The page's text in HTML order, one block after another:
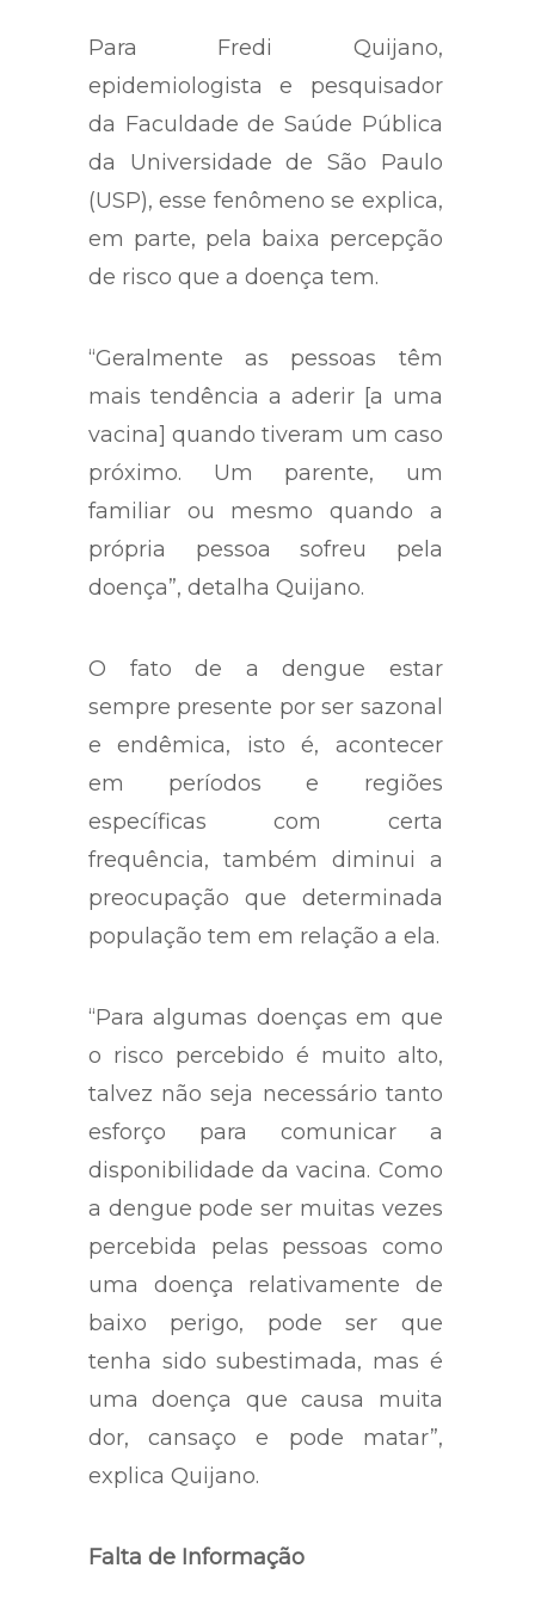
Para Fredi Quijano,
epidemiologista e pesquisador
da Faculdade de Saúde Pública
da Universidade de São Paulo
(USP), esse fenômeno se explica,
em parte, pela baixa percepção
de risco que a doença tem.
“Geralmente as pessoas têm
mais tendência a aderir [a uma
vacina] quando tiveram um caso
próximo. Um parente, um
familiar ou mesmo quando a
própria pessoa sofreu pela
doença”, detalha Quijano.
O fato de a dengue estar
sempre presente por ser sazonal
e endêmica, isto é, acontecer
em períodos e regiões
específicas com certa
frequência, também diminui a
preocupação que determinada
população tem em relação a ela.
“Para algumas doenças em que
o risco percebido é muito alto,
talvez não seja necessário tanto
esforço para comunicar a
disponibilidade da vacina. Como
a dengue pode ser muitas vezes
percebida pelas pessoas como
uma doença relativamente de
baixo perigo, pode ser que
tenha sido subestimada, mas é
uma doença que causa muita
dor, cansaço e pode matar”,
explica Quijano.
Falta de Informação